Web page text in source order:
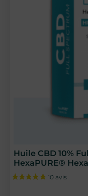
Huile CBD 10%
HexaPURE®